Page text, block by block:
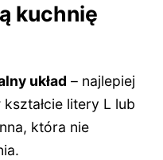
kuchnię
układ – najlepiej
litery L lub
która nie